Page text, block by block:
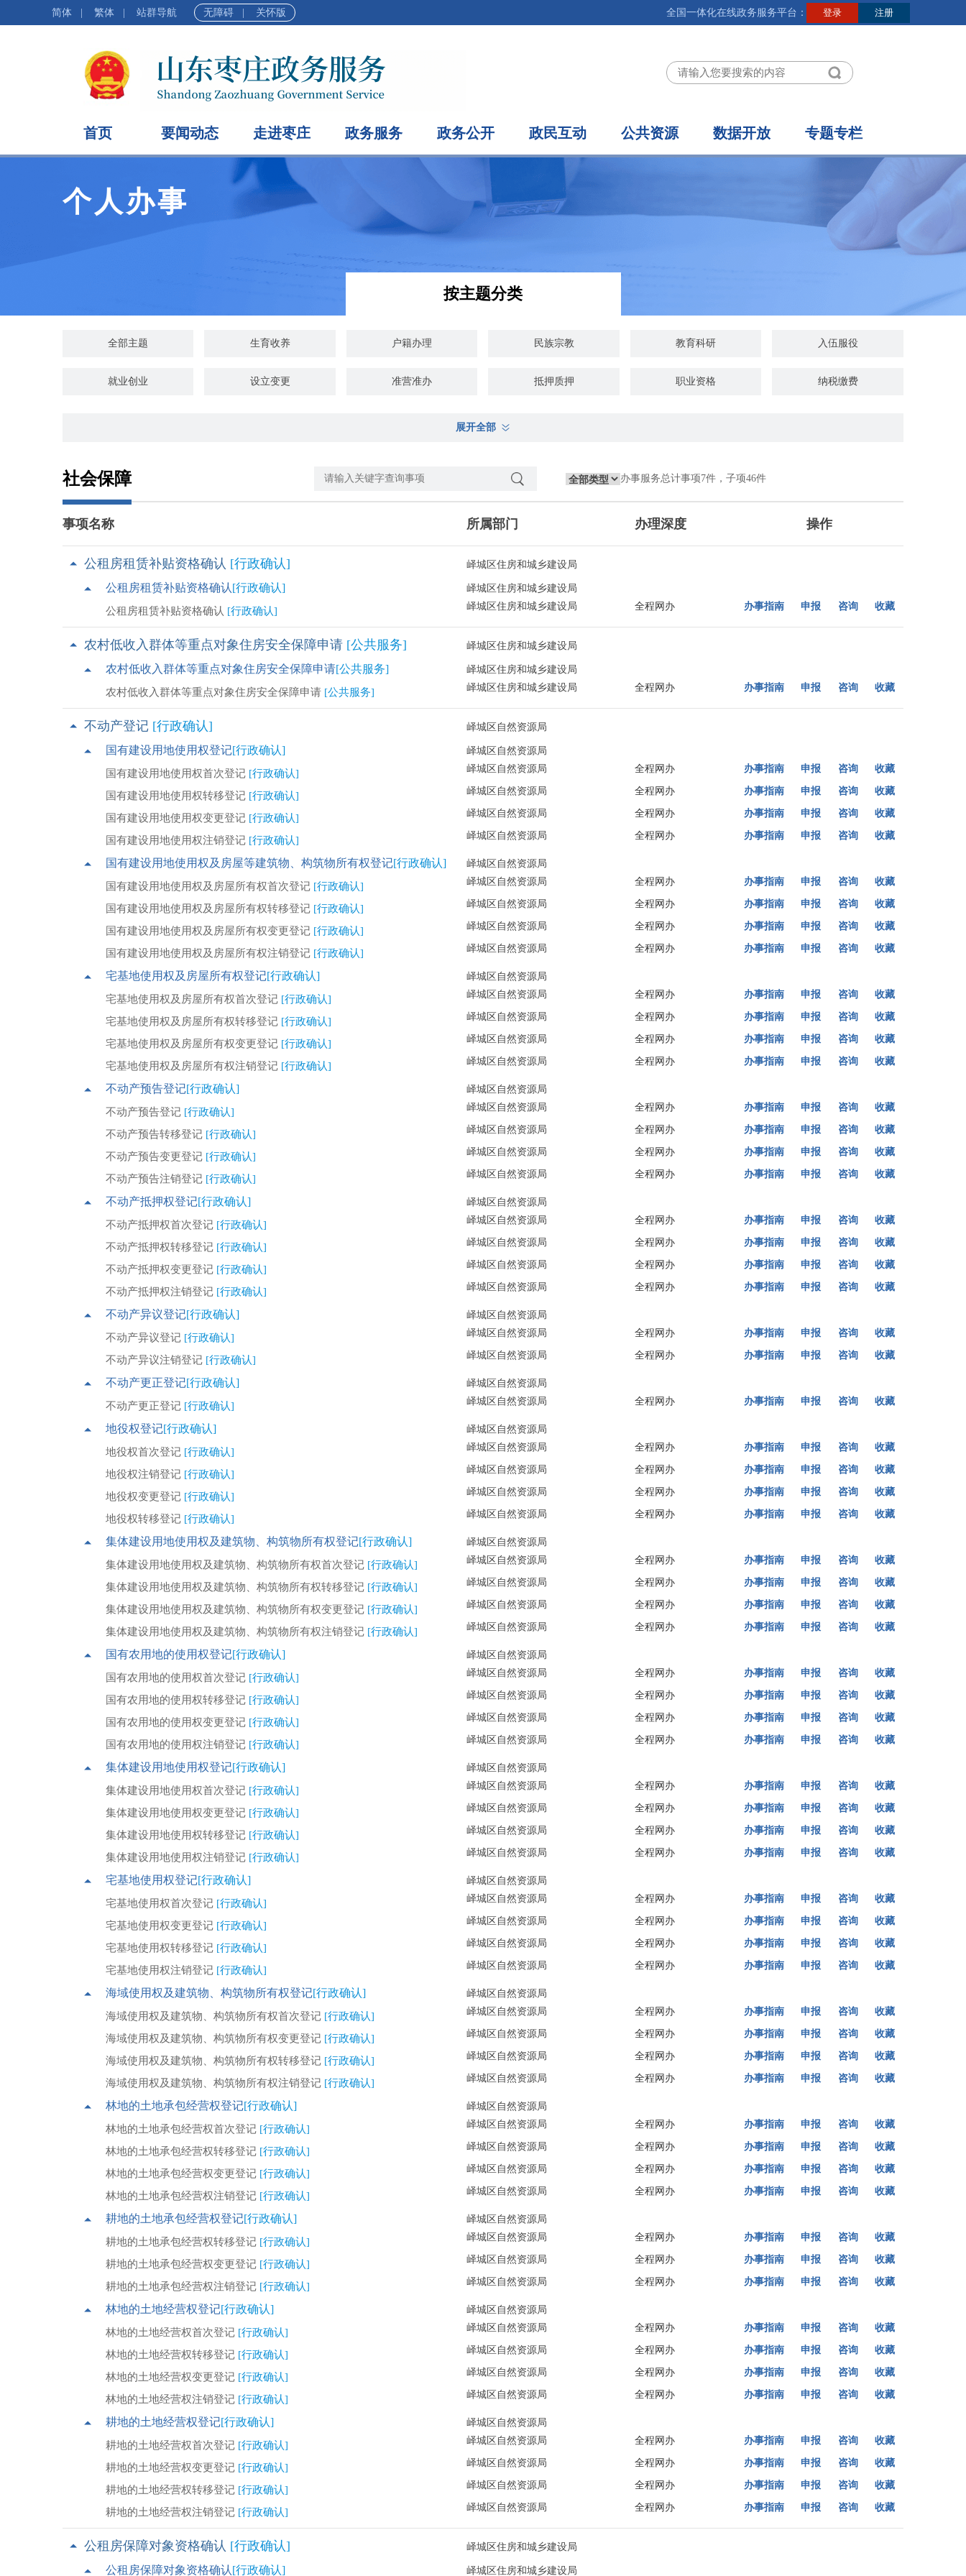
简体 繁体 站群导航 无障碍 关怀版 全国一体化在线政务服务平台：
首页 要闻动态 走进枣庄 政务服务 政务公开 政民互动 公共资源 数据开放 专题专栏
个人办事
按主题分类
全部主题 生育收养 户籍办理 民族宗教 教育科研 入伍服役
就业创业 设立变更 准营准办 抵押质押 职业资格 纳税缴费
死亡殡葬
展开全部 >>
社会保障 办事服务总计事项7件，子项46件
事项名称 所属部门 办理深度 操作
公租房租赁补贴资格确认 [行政确认] 峄城区住房和城乡建设局
公租房租赁补贴资格确认[行政确认] 峄城区住房和城乡建设局
公租房租赁补贴资格确认 [行政确认] 峄城区住房和城乡建设局 全程网办 办事指南 申报 咨询 收藏
农村低收入群体等重点对象住房安全保障申请 [公共服务] 峄城区住房和城乡建设局
农村低收入群体等重点对象住房安全保障申请[公共服务] 峄城区住房和城乡建设局
农村低收入群体等重点对象住房安全保障申请 [公共服务] 峄城区住房和城乡建设局 全程网办 办事指南 申报 咨询 收藏
不动产登记 [行政确认] 峄城区自然资源局
国有建设用地使用权登记[行政确认] 峄城区自然资源局
国有建设用地使用权首次登记 [行政确认] 峄城区自然资源局 全程网办 办事指南 申报 咨询 收藏
国有建设用地使用权转移登记 [行政确认] 峄城区自然资源局 全程网办 办事指南 申报 咨询 收藏
国有建设用地使用权变更登记 [行政确认] 峄城区自然资源局 全程网办 办事指南 申报 咨询 收藏
国有建设用地使用权注销登记 [行政确认] 峄城区自然资源局 全程网办 办事指南 申报 咨询 收藏
国有建设用地使用权及房屋等建筑物、构筑物所有权登记[行政确认] 峄城区自然资源局
国有建设用地使用权及房屋所有权首次登记 [行政确认] 峄城区自然资源局 全程网办 办事指南 申报 咨询 收藏
国有建设用地使用权及房屋所有权转移登记 [行政确认] 峄城区自然资源局 全程网办 办事指南 申报 咨询 收藏
国有建设用地使用权及房屋所有权变更登记 [行政确认] 峄城区自然资源局 全程网办 办事指南 申报 咨询 收藏
国有建设用地使用权及房屋所有权注销登记 [行政确认] 峄城区自然资源局 全程网办 办事指南 申报 咨询 收藏
宅基地使用权及房屋所有权登记[行政确认] 峄城区自然资源局
宅基地使用权及房屋所有权首次登记 [行政确认] 峄城区自然资源局 全程网办 办事指南 申报 咨询 收藏
宅基地使用权及房屋所有权转移登记 [行政确认] 峄城区自然资源局 全程网办 办事指南 申报 咨询 收藏
宅基地使用权及房屋所有权变更登记 [行政确认] 峄城区自然资源局 全程网办 办事指南 申报 咨询 收藏
宅基地使用权及房屋所有权注销登记 [行政确认] 峄城区自然资源局 全程网办 办事指南 申报 咨询 收藏
不动产预告登记[行政确认] 峄城区自然资源局
不动产预告登记 [行政确认] 峄城区自然资源局 全程网办 办事指南 申报 咨询 收藏
不动产预告转移登记 [行政确认] 峄城区自然资源局 全程网办 办事指南 申报 咨询 收藏
不动产预告变更登记 [行政确认] 峄城区自然资源局 全程网办 办事指南 申报 咨询 收藏
不动产预告注销登记 [行政确认] 峄城区自然资源局 全程网办 办事指南 申报 咨询 收藏
不动产抵押权登记[行政确认] 峄城区自然资源局
不动产抵押权首次登记 [行政确认] 峄城区自然资源局 全程网办 办事指南 申报 咨询 收藏
不动产抵押权转移登记 [行政确认] 峄城区自然资源局 全程网办 办事指南 申报 咨询 收藏
不动产抵押权变更登记 [行政确认] 峄城区自然资源局 全程网办 办事指南 申报 咨询 收藏
不动产抵押权注销登记 [行政确认] 峄城区自然资源局 全程网办 办事指南 申报 咨询 收藏
不动产异议登记[行政确认] 峄城区自然资源局
不动产异议登记 [行政确认] 峄城区自然资源局 全程网办 办事指南 申报 咨询 收藏
不动产异议注销登记 [行政确认] 峄城区自然资源局 全程网办 办事指南 申报 咨询 收藏
不动产更正登记[行政确认] 峄城区自然资源局
不动产更正登记 [行政确认] 峄城区自然资源局 全程网办 办事指南 申报 咨询 收藏
地役权登记[行政确认] 峄城区自然资源局
地役权首次登记 [行政确认] 峄城区自然资源局 全程网办 办事指南 申报 咨询 收藏
地役权注销登记 [行政确认] 峄城区自然资源局 全程网办 办事指南 申报 咨询 收藏
地役权变更登记 [行政确认] 峄城区自然资源局 全程网办 办事指南 申报 咨询 收藏
地役权转移登记 [行政确认] 峄城区自然资源局 全程网办 办事指南 申报 咨询 收藏
集体建设用地使用权及建筑物、构筑物所有权登记[行政确认] 峄城区自然资源局
集体建设用地使用权及建筑物、构筑物所有权首次登记 [行政确认] 峄城区自然资源局 全程网办 办事指南 申报 咨询 收藏
集体建设用地使用权及建筑物、构筑物所有权转移登记 [行政确认] 峄城区自然资源局 全程网办 办事指南 申报 咨询 收藏
集体建设用地使用权及建筑物、构筑物所有权变更登记 [行政确认] 峄城区自然资源局 全程网办 办事指南 申报 咨询 收藏
集体建设用地使用权及建筑物、构筑物所有权注销登记 [行政确认] 峄城区自然资源局 全程网办 办事指南 申报 咨询 收藏
国有农用地的使用权登记[行政确认] 峄城区自然资源局
国有农用地的使用权首次登记 [行政确认] 峄城区自然资源局 全程网办 办事指南 申报 咨询 收藏
国有农用地的使用权转移登记 [行政确认] 峄城区自然资源局 全程网办 办事指南 申报 咨询 收藏
国有农用地的使用权变更登记 [行政确认] 峄城区自然资源局 全程网办 办事指南 申报 咨询 收藏
国有农用地的使用权注销登记 [行政确认] 峄城区自然资源局 全程网办 办事指南 申报 咨询 收藏
集体建设用地使用权登记[行政确认] 峄城区自然资源局
集体建设用地使用权首次登记 [行政确认] 峄城区自然资源局 全程网办 办事指南 申报 咨询 收藏
集体建设用地使用权变更登记 [行政确认] 峄城区自然资源局 全程网办 办事指南 申报 咨询 收藏
集体建设用地使用权转移登记 [行政确认] 峄城区自然资源局 全程网办 办事指南 申报 咨询 收藏
集体建设用地使用权注销登记 [行政确认] 峄城区自然资源局 全程网办 办事指南 申报 咨询 收藏
宅基地使用权登记[行政确认] 峄城区自然资源局
宅基地使用权首次登记 [行政确认] 峄城区自然资源局 全程网办 办事指南 申报 咨询 收藏
宅基地使用权变更登记 [行政确认] 峄城区自然资源局 全程网办 办事指南 申报 咨询 收藏
宅基地使用权转移登记 [行政确认] 峄城区自然资源局 全程网办 办事指南 申报 咨询 收藏
宅基地使用权注销登记 [行政确认] 峄城区自然资源局 全程网办 办事指南 申报 咨询 收藏
海域使用权及建筑物、构筑物所有权登记[行政确认] 峄城区自然资源局
海域使用权及建筑物、构筑物所有权首次登记 [行政确认] 峄城区自然资源局 全程网办 办事指南 申报 咨询 收藏
海域使用权及建筑物、构筑物所有权变更登记 [行政确认] 峄城区自然资源局 全程网办 办事指南 申报 咨询 收藏
海域使用权及建筑物、构筑物所有权转移登记 [行政确认] 峄城区自然资源局 全程网办 办事指南 申报 咨询 收藏
海域使用权及建筑物、构筑物所有权注销登记 [行政确认] 峄城区自然资源局 全程网办 办事指南 申报 咨询 收藏
林地的土地承包经营权登记[行政确认] 峄城区自然资源局
林地的土地承包经营权首次登记 [行政确认] 峄城区自然资源局 全程网办 办事指南 申报 咨询 收藏
林地的土地承包经营权转移登记 [行政确认] 峄城区自然资源局 全程网办 办事指南 申报 咨询 收藏
林地的土地承包经营权变更登记 [行政确认] 峄城区自然资源局 全程网办 办事指南 申报 咨询 收藏
林地的土地承包经营权注销登记 [行政确认] 峄城区自然资源局 全程网办 办事指南 申报 咨询 收藏
耕地的土地承包经营权登记[行政确认] 峄城区自然资源局
耕地的土地承包经营权转移登记 [行政确认] 峄城区自然资源局 全程网办 办事指南 申报 咨询 收藏
耕地的土地承包经营权变更登记 [行政确认] 峄城区自然资源局 全程网办 办事指南 申报 咨询 收藏
耕地的土地承包经营权注销登记 [行政确认] 峄城区自然资源局 全程网办 办事指南 申报 咨询 收藏
林地的土地经营权登记[行政确认] 峄城区自然资源局
林地的土地经营权首次登记 [行政确认] 峄城区自然资源局 全程网办 办事指南 申报 咨询 收藏
林地的土地经营权转移登记 [行政确认] 峄城区自然资源局 全程网办 办事指南 申报 咨询 收藏
林地的土地经营权变更登记 [行政确认] 峄城区自然资源局 全程网办 办事指南 申报 咨询 收藏
林地的土地经营权注销登记 [行政确认] 峄城区自然资源局 全程网办 办事指南 申报 咨询 收藏
耕地的土地经营权登记[行政确认] 峄城区自然资源局
耕地的土地经营权首次登记 [行政确认] 峄城区自然资源局 全程网办 办事指南 申报 咨询 收藏
耕地的土地经营权变更登记 [行政确认] 峄城区自然资源局 全程网办 办事指南 申报 咨询 收藏
耕地的土地经营权转移登记 [行政确认] 峄城区自然资源局 全程网办 办事指南 申报 咨询 收藏
耕地的土地经营权注销登记 [行政确认] 峄城区自然资源局 全程网办 办事指南 申报 咨询 收藏
公租房保障对象资格确认 [行政确认] 峄城区住房和城乡建设局
公租房保障对象资格确认[行政确认] 峄城区住房和城乡建设局